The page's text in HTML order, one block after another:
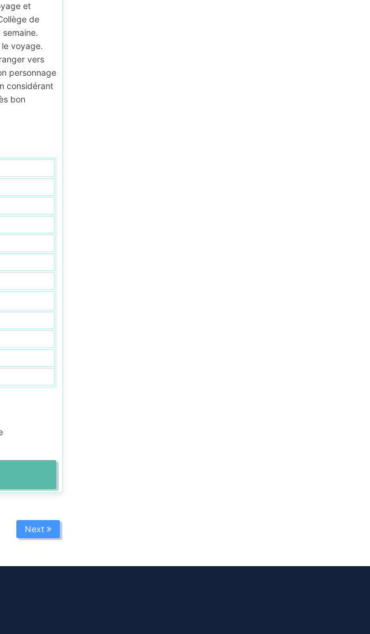
et
de
voyage.
vers
personnage
considérant
bon
Next